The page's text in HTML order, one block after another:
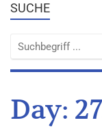
SUCHE
Day: